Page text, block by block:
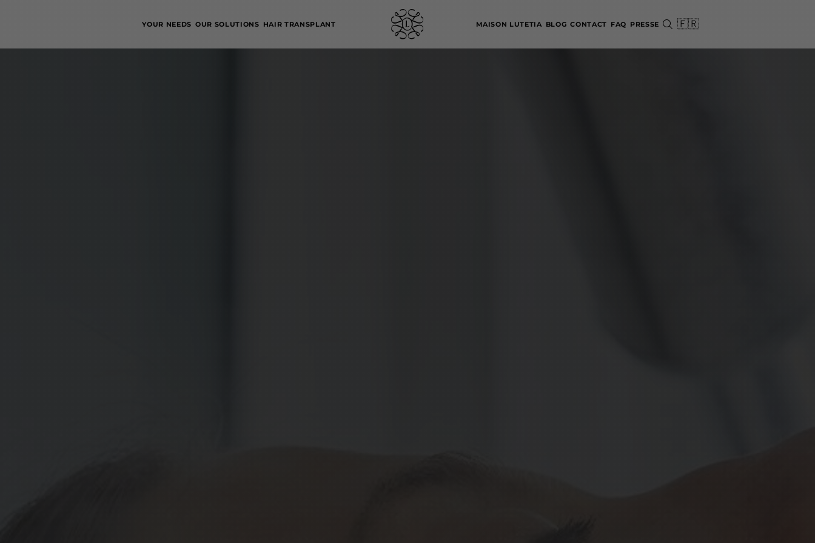
YOUR NEEDS OUR SOLUTIONS HAIR TRANSPLANT MAISON LUTETIA BLOG CONTACT FAQ PRESSE 🇫🇷